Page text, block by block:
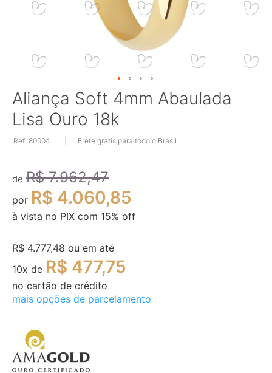
Saltar
para
da
imagens
Aliança Soft 4mm Abaulada
Lisa Ouro 18k
Ref: 80004 Frete gratis para todo o Brasil
de R$ 7.962,47
por R$ 4.060,85
à vista no PIX com 15% off
R$ 4.777,48 ou em até
10x de R$ 477,75
no cartão de crédito
mais opções de parcelamento